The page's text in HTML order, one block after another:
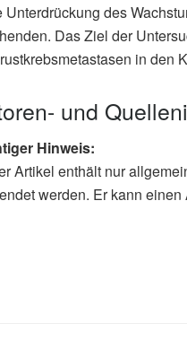
Unterdrückung des
Das Ziel der
in den
und
Hinweis:
Artikel enthält nur
werden. Er kann